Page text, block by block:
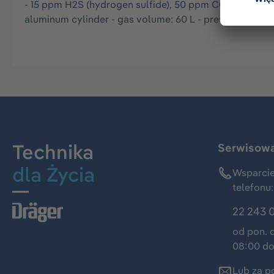
- 15 ppm H2S (hydrogen sulfide), 50 ppm CO (carbon
aluminum cylinder - gas volume: 60 L - pressure: 35
Technika
dla Życia
telefonu:
22 243
od pon.
08:00
Lub za